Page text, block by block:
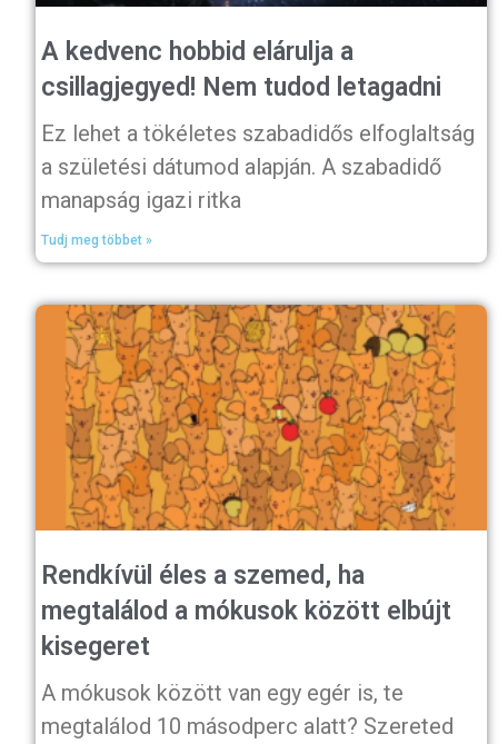
A kedvenc hobbid elárulja a
csillagjegyed! Nem tudod letagadni
Ez lehet a tökéletes szabadidős elfoglaltság
a születési dátumod alapján. A szabadidő
manapság igazi ritka
Tudj meg többet »
Rendkívül éles a szemed, ha
megtalálod a mókusok között elbújt
kisegeret
A mókusok között van egy egér is, te
megtalálod 10 másodperc alatt? Szereted